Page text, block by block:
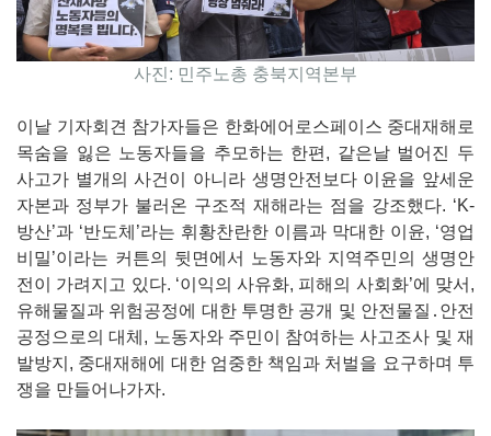
사진: 민주노총 충북지역본부
이날 기자회견 참가자들은 한화에어로스페이스 중대재해로
목숨을 잃은 노동자들을 추모하는 한편, 같은날 벌어진 두
사고가 별개의 사건이 아니라 생명안전보다 이윤을 앞세운
자본과 정부가 불러온 구조적 재해라는 점을 강조했다. ‘K-
방산’과 ‘반도체’라는 휘황찬란한 이름과 막대한 이윤, ‘영업
비밀’이라는 커튼의 뒷면에서 노동자와 지역주민의 생명안
전이 가려지고 있다. ‘이익의 사유화, 피해의 사회화’에 맞서,
유해물질과 위험공정에 대한 투명한 공개 및 안전물질․안전
공정으로의 대체, 노동자와 주민이 참여하는 사고조사 및 재
발방지, 중대재해에 대한 엄중한 책임과 처벌을 요구하며 투
쟁을 만들어나가자.